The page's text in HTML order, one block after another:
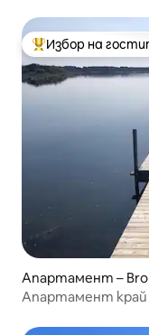
Най-популярен
Избор на
Апартамент –
Апартамент